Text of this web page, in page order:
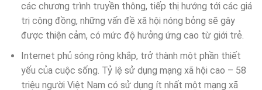
các chương trình truyền thông, tiếp thị hướng tới các giá
trị cộng đồng, những vấn đề xã hội nóng bỏng sẽ gây
được thiện cảm, có mức độ hưởng ứng cao từ giới trẻ.
Internet phủ sóng rộng khắp, trở thành một phần thiết
yếu của cuộc sống. Tỷ lệ sử dụng mạng xã hội cao – 58
triệu người Việt Nam có sử dụng ít nhất một mạng xã